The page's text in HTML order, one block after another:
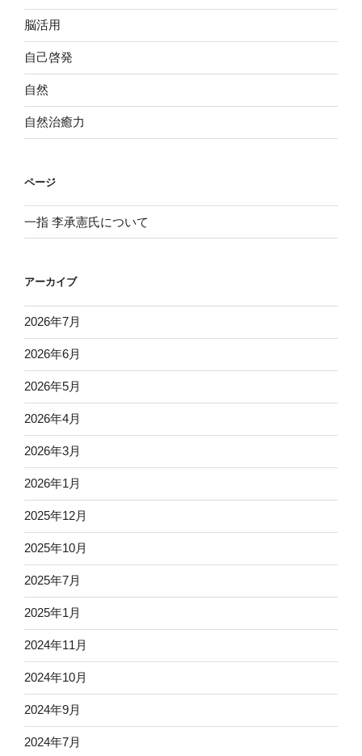
脳活用
自己啓発
自然
自然治癒力
ページ
一指 李承憲氏について
アーカイブ
2026年7月
2026年6月
2026年5月
2026年4月
2026年3月
2026年1月
2025年12月
2025年10月
2025年7月
2025年1月
2024年11月
2024年10月
2024年9月
2024年7月